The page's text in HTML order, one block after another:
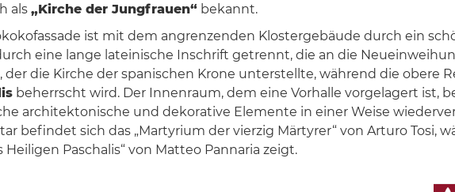
als „Kirche der Jungfrauen“bekannt.
ist mit dem angrenzenden Klostergebäude durch ein
eine lange lateinische Inschrift getrennt, die an die
der die Kirche der spanischen Krone unterstellte, während die obere
beherrscht wird. Der Innenraum, dem eine Vorhalle vorgelagert ist,
architektonische und dekorative Elemente in einer Weise
befindet sich das „Martyrium der vierzig Märtyrer“ von Arturo Tosi,
Paschalis“ von Matteo Pannaria zeigt.